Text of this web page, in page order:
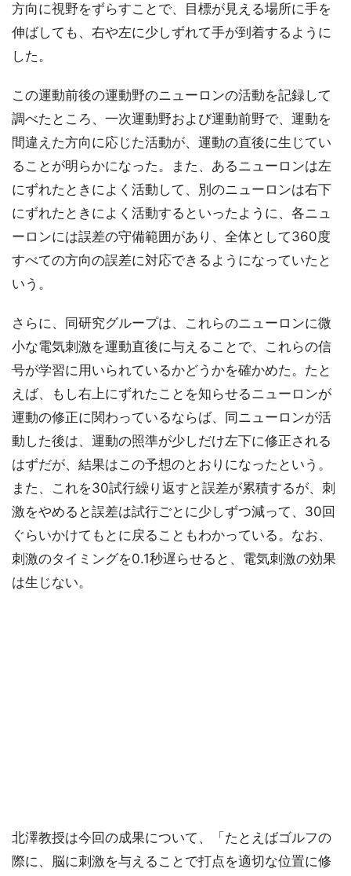
方向に視野をずらすことで、目標が見える場所に手を
伸ばしても、右や左に少しずれて手が到着するように
した。
この運動前後の運動野のニューロンの活動を記録して
調べたところ、一次運動野および運動前野で、運動を
間違えた方向に応じた活動が、運動の直後に生じてい
ることが明らかになった。また、あるニューロンは左
にずれたときによく活動して、別のニューロンは右下
にずれたときによく活動するといったように、各ニュ
ーロンには誤差の守備範囲があり、全体として360度
すべての方向の誤差に対応できるようになっていたと
いう。
さらに、同研究グループは、これらのニューロンに微
小な電気刺激を運動直後に与えることで、これらの信
号が学習に用いられているかどうかを確かめた。たと
えば、もし右上にずれたことを知らせるニューロンが
運動の修正に関わっているならば、同ニューロンが活
動した後は、運動の照準が少しだけ左下に修正される
はずだが、結果はこの予想のとおりになったという。
また、これを30試行繰り返すと誤差が累積するが、刺
激をやめると誤差は試行ごとに少しずつ減って、30回
ぐらいかけてもとに戻ることもわかっている。なお、
刺激のタイミングを0.1秒遅らせると、電気刺激の効果
は生じない。
北澤教授は今回の成果について、「たとえばゴルフの
際に、脳に刺激を与えることで打点を適切な位置に修